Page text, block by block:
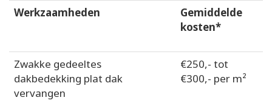
Werkzaamheden
Gemiddelde
kosten*
Zwakke gedeeltes
dakbedekking plat dak
vervangen
€250,- tot
€300,- per m²